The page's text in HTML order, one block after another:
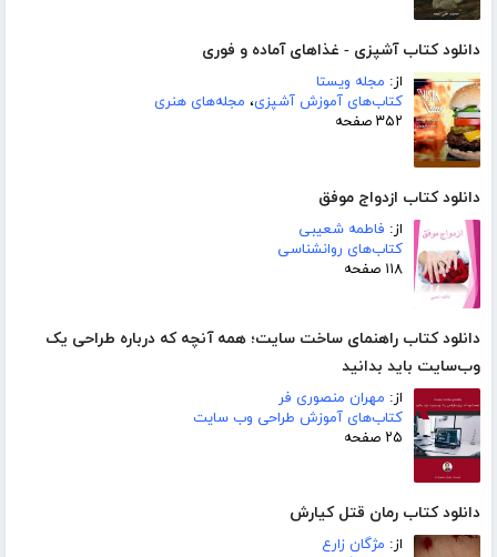
دانلود کتاب آشپزی - غذاهای آماده و فوری
از: مجله ویستا
کتاب‌های آموزش آشپزی، مجله‌های هنری
۳۵۲ صفحه
دانلود کتاب ازدواج موفق
از: فاطمه شعیبی
کتاب‌های روانشناسی
۱۱۸ صفحه
دانلود کتاب راهنمای ساخت سایت؛ همه آنچه که درباره طراحی یک
وب‌سایت باید بدانید
از: مهران منصوری فر
کتاب‌های آموزش طراحی وب سایت
۲۵ صفحه
دانلود کتاب رمان قتل کیارش
از: مژگان زارع